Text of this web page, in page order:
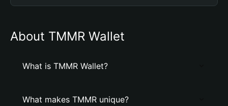
About TMMR Wallet
What is TMMR Wallet?
What makes TMMR unique?